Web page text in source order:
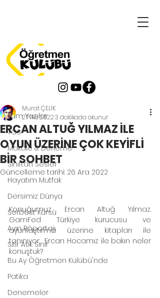
Tüm Yazılar
TOS
Makale & Derleme
Sınıftan Sesler
Hayatım Mutfak
Dersimiz Dünya
Serbest Kürsü
Ayın Röportajı
Sıfır Atık Sınıf
Bu Ay Öğretmen Kulübü'nde
Patika
Denemeler
ERCAN ALTUĞ YILMAZ İLE
OYUN ÜZERİNE ÇOK KEYİFLİ
BİR SOHBET
Murat ÇELİK
27 Nis 20223 dakikada okunur
Güncelleme tarihi: 26 Ara 2022
Konuğumuz Ercan Altuğ Yılmaz.
GamFed Türkiye kurucusu ve
oyunlaştırma üzerine kitapları ile
tanınıyor.  Ercan Hocamız ile bakın neler
konuştuk?